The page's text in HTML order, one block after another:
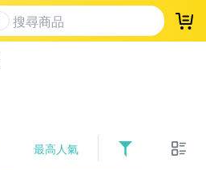
登
最高人氣